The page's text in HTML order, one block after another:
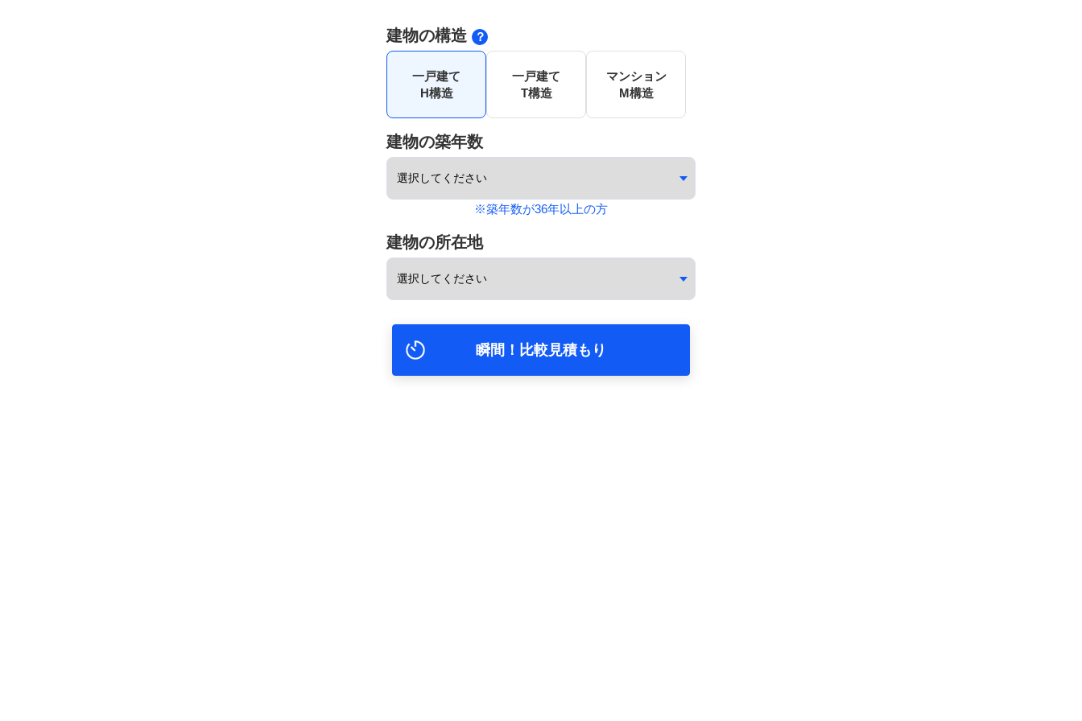
建物の構造
一戸建て
H構造
一戸建て
T構造
マンション
M構造
建物の築年数
※築年数が36年以上の方
建物の所在地
瞬間！比較見積もり